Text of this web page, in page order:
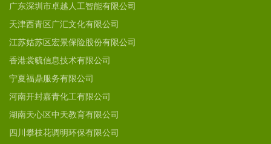
广东深圳市卓越人工智能有限公司
天津西青区广汇文化有限公司
江苏姑苏区宏景保险股份有限公司
香港裳毓信息技术有限公司
宁夏福鼎服务有限公司
河南开封嘉青化工有限公司
湖南天心区中天教育有限公司
四川攀枝花调明环保有限公司